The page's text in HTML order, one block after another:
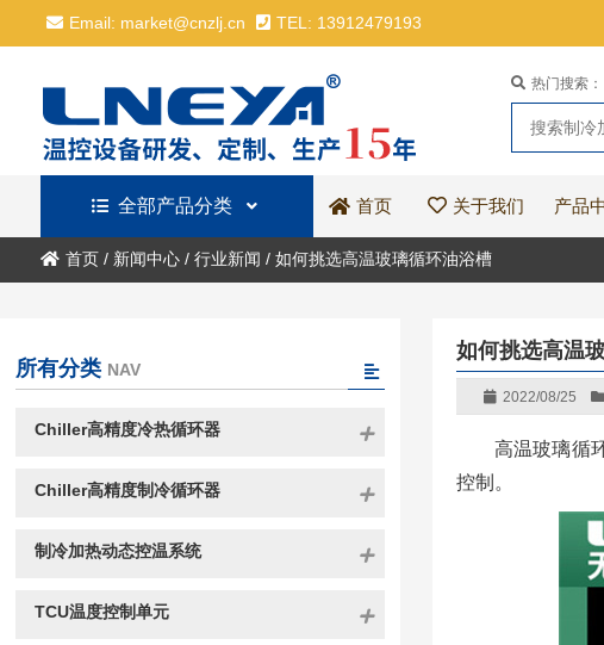
Email: market@cnzlj.cn TEL: 13912479193
热门搜索：
全部产品分类 首页 关于我们 产品
首页/ 新闻中心/ 行业新闻 / 如何挑选高温玻璃循环油浴槽
如何挑选高温
2022/08/25
高温玻璃循
控制。
所有分类 NAV
Chiller高精度冷热循环器
Chiller高精度制冷循环器
制冷加热动态控温系统
TCU温度控制单元